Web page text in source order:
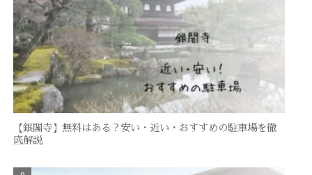
【銀閣寺】無料はある？安い・近い・おすすめの駐車場を徹
底解説